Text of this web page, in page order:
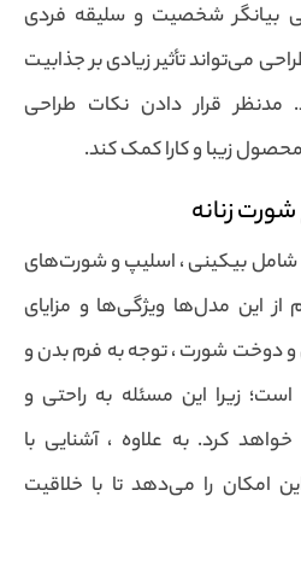
بیانگر شخصیت و سلیقه فردی
می‌تواند تأثیر زیادی بر جذابیت
مدنظر قرار دادن نکات طراحی
زیبا و کارا کمک کند.
زنانه
بیکینی ، اسلیپ و شورت‌های
از این مدل‌ها ویژگی‌ها و مزایای
و دوخت شورت ، توجه به فرم بدن و
است؛ زیرا این مسئله به راحتی و
کرد. به علاوه ، آشنایی با
امکان را می‌دهد تا با خلاقیت